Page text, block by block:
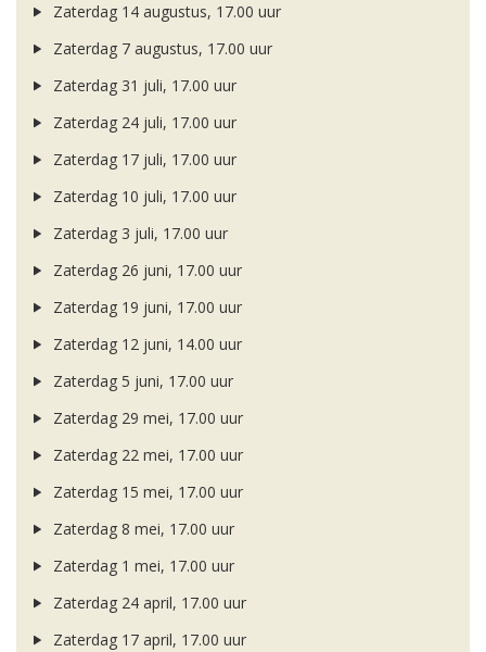
Zaterdag 14 augustus, 17.00 uur
Zaterdag 7 augustus, 17.00 uur
Zaterdag 31 juli, 17.00 uur
Zaterdag 24 juli, 17.00 uur
Zaterdag 17 juli, 17.00 uur
Zaterdag 10 juli, 17.00 uur
Zaterdag 3 juli, 17.00 uur
Zaterdag 26 juni, 17.00 uur
Zaterdag 19 juni, 17.00 uur
Zaterdag 12 juni, 14.00 uur
Zaterdag 5 juni, 17.00 uur
Zaterdag 29 mei, 17.00 uur
Zaterdag 22 mei, 17.00 uur
Zaterdag 15 mei, 17.00 uur
Zaterdag 8 mei, 17.00 uur
Zaterdag 1 mei, 17.00 uur
Zaterdag 24 april, 17.00 uur
Zaterdag 17 april, 17.00 uur